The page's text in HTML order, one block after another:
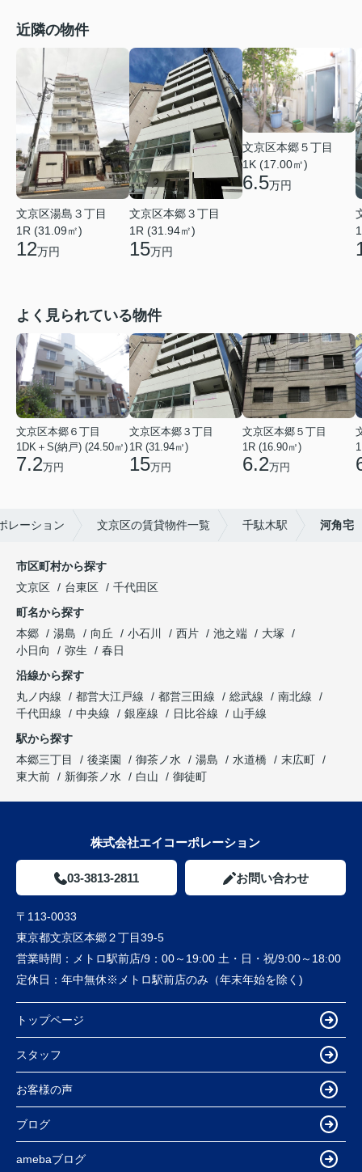
近隣の物件
文京区湯島３丁目
1R (31.09㎡)
12万円
文京区本郷３丁目
1R (31.94㎡)
15万円
文京区本郷５丁目
1K (17.00㎡)
6.5万円
よく見られている物件
文京区本郷６丁目
1DK＋S(納戸) (24.50㎡)
7.2万円
文京区本郷３丁目
1R (31.94㎡)
15万円
文京区本郷５丁目
1R (16.90㎡)
6.2万円
レーション 文京区の賃貸物件一覧 千駄木駅 河角宅
市区町村から探す
文京区
台東区
千代田区
町名から探す
本郷
湯島 向丘 小石川 西片 池之端
大塚
小日向
弥生
春日
沿線から探す
丸ノ内線
都営大江戸線 都営三田線 総武線
南北線
千代田線
中央線 銀座線 日比谷線
山手線
駅から探す
本郷三丁目
後楽園 御茶ノ水 湯島 水道橋
末広町
東大前
新御茶ノ水 白山 御徒町
株式会社エイコーポレーション
03-3813-2811 お問い合わせ
〒113-0033
東京都文京区本郷２丁目39-5
営業時間：
メトロ駅前店/9：00～19:00 土・日・祝/9:00～18:00
定休日： 年中無休※メトロ駅前店のみ（年末年始を除く)
トップページ
スタッフ
お客様の声
ブログ
amebaブログ